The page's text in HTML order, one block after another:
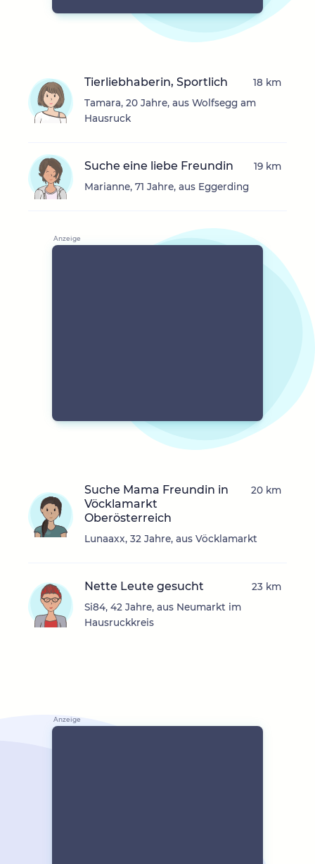
Tierliebhaberin, Sportlich
Tamara, 20 Jahre, aus Wolfsegg am
Hausruck
18 km
Suche eine liebe Freundin
Marianne, 71 Jahre, aus Eggerding
19 km
Suche Mama Freundin in
Vöcklamarkt
Oberösterreich
Lunaaxx, 32 Jahre, aus Vöcklamarkt
20 km
Nette Leute gesucht
Si84, 42 Jahre, aus Neumarkt im
Hausruckkreis
23 km